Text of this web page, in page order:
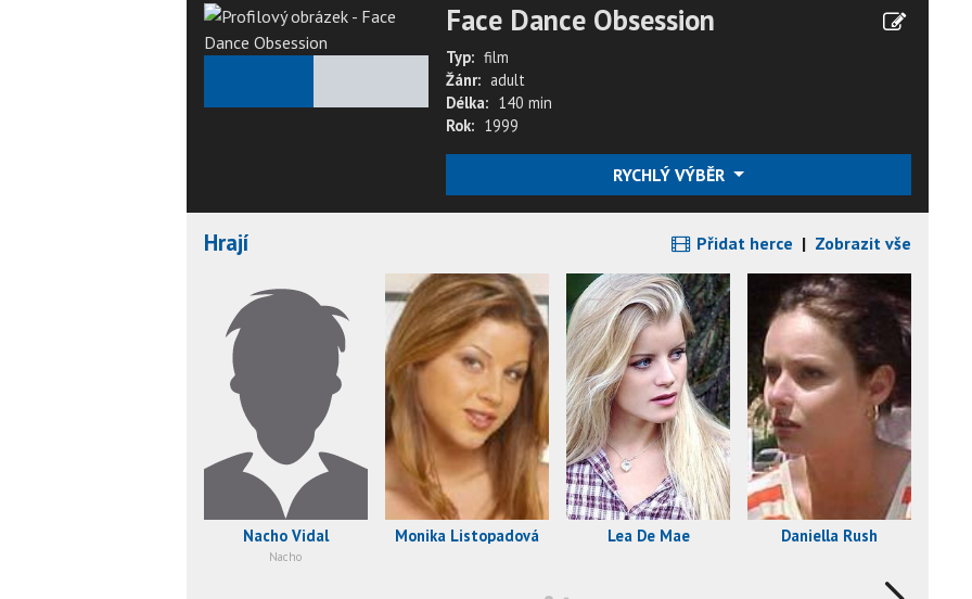
Face Dance Obsession
Typ: film
Žánr: adult
Délka: 140 min
Rok: 1999
RYCHLÝ VÝBĚR
Hrají Přidat herce | Zobrazit vše
Nacho Vidal
Nacho
Monika Listopadová Lea De Mae Daniella Rush